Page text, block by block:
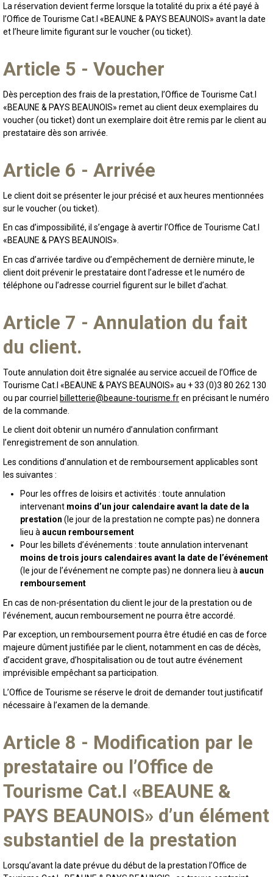
La réservation devient ferme lorsque la totalité du prix a été payé à
l’Office de Tourisme Cat.I «BEAUNE & PAYS BEAUNOIS» avant la date
et l’heure limite figurant sur le voucher (ou ticket).
Article 5 - Voucher
Dès perception des frais de la prestation, l’Office de Tourisme Cat.I
«BEAUNE & PAYS BEAUNOIS» remet au client deux exemplaires du
voucher (ou ticket) dont un exemplaire doit être remis par le client au
prestataire dès son arrivée.
Article 6 - Arrivée
Le client doit se présenter le jour précisé et aux heures mentionnées
sur le voucher (ou ticket).
En cas d’impossibilité, il s’engage à avertir l’Office de Tourisme Cat.I
«BEAUNE & PAYS BEAUNOIS».
En cas d’arrivée tardive ou d’empêchement de dernière minute, le
client doit prévenir le prestataire dont l’adresse et le numéro de
téléphone ou l’adresse courriel figurent sur le billet d’achat.
Article 7 - Annulation du fait
du client.
Toute annulation doit être signalée au service accueil de l’Office de
Tourisme Cat.I «BEAUNE & PAYS BEAUNOIS» au + 33 (0)3 80 262 130
ou par courriel billetterie@beaune-tourisme.fren précisant le numéro
de la commande.
Le client doit obtenir un numéro d’annulation confirmant
l’enregistrement de son annulation.
Les conditions d’annulation et de remboursement applicables sont
les suivantes :
Pour les offres de loisirs et activités : toute annulation
intervenant moins d’un jour calendaire avant la date de la
prestation (le jour de la prestation ne compte pas) ne donnera
lieu à aucun remboursement
Pour les billets d’événements : toute annulation intervenant
moins de trois jours calendaires avant la date de l’événement
(le jour de l’événement ne compte pas) ne donnera lieu à aucun
remboursement
En cas de non-présentation du client le jour de la prestation ou de
l’événement, aucun remboursement ne pourra être accordé.
Par exception, un remboursement pourra être étudié en cas de force
majeure dûment justifiée par le client, notamment en cas de décès,
d’accident grave, d’hospitalisation ou de tout autre événement
imprévisible empêchant sa participation.
L’Office de Tourisme se réserve le droit de demander tout justificatif
nécessaire à l’examen de la demande.
Article 8 - Modification par le
prestataire ou l’Office de
Tourisme Cat.I «BEAUNE &
PAYS BEAUNOIS» d’un élément
substantiel de la prestation
Lorsqu’avant la date prévue du début de la prestation l’Office de